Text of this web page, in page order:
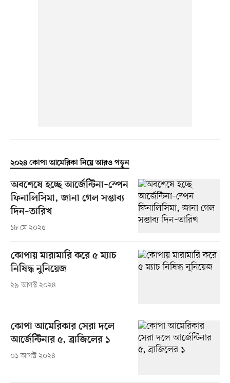
২০২৪ কোপা আমেরিকা নিয়ে আরও পড়ুন
অবশেষে হচ্ছে আর্জেন্টিনা–স্পেন
ফিনালিসিমা, জানা গেল সম্ভাব্য
দিন–তারিখ
১৮ মে ২০২৫
কোপায় মারামারি করে ৫ ম্যাচ
নিষিদ্ধ নুনিয়েজ
২৯ আগস্ট ২০২৪
কোপা আমেরিকার সেরা দলে
আর্জেন্টিনার ৫, ব্রাজিলের ১
০১ আগস্ট ২০২৪